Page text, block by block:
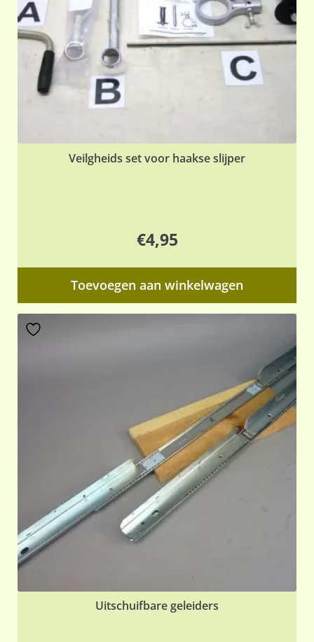
Veilgheids set voor haakse slijper
€4,95
Toevoegen aan winkelwagen
Uitschuifbare geleiders